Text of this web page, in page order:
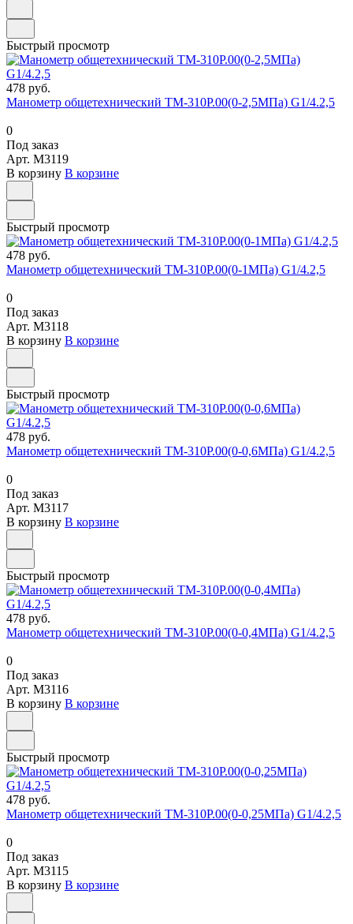
Быстрый просмотр
478 руб.
Манометр общетехнический ТМ-310Р.00(0-2,5МПа) G1/4.2,5
0
Под заказ
Арт. M3119
В корзину В корзине
Быстрый просмотр
478 руб.
Манометр общетехнический ТМ-310Р.00(0-1МПа) G1/4.2,5
0
Под заказ
Арт. M3118
В корзину В корзине
Быстрый просмотр
478 руб.
Манометр общетехнический ТМ-310Р.00(0-0,6МПа) G1/4.2,5
0
Под заказ
Арт. M3117
В корзину В корзине
Быстрый просмотр
478 руб.
Манометр общетехнический ТМ-310Р.00(0-0,4МПа) G1/4.2,5
0
Под заказ
Арт. M3116
В корзину В корзине
Быстрый просмотр
478 руб.
Манометр общетехнический ТМ-310Р.00(0-0,25МПа) G1/4.2,5
0
Под заказ
Арт. M3115
В корзину В корзине